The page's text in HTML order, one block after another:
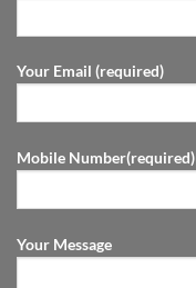
Your Email (required)
Mobile Number(required)
Your Message